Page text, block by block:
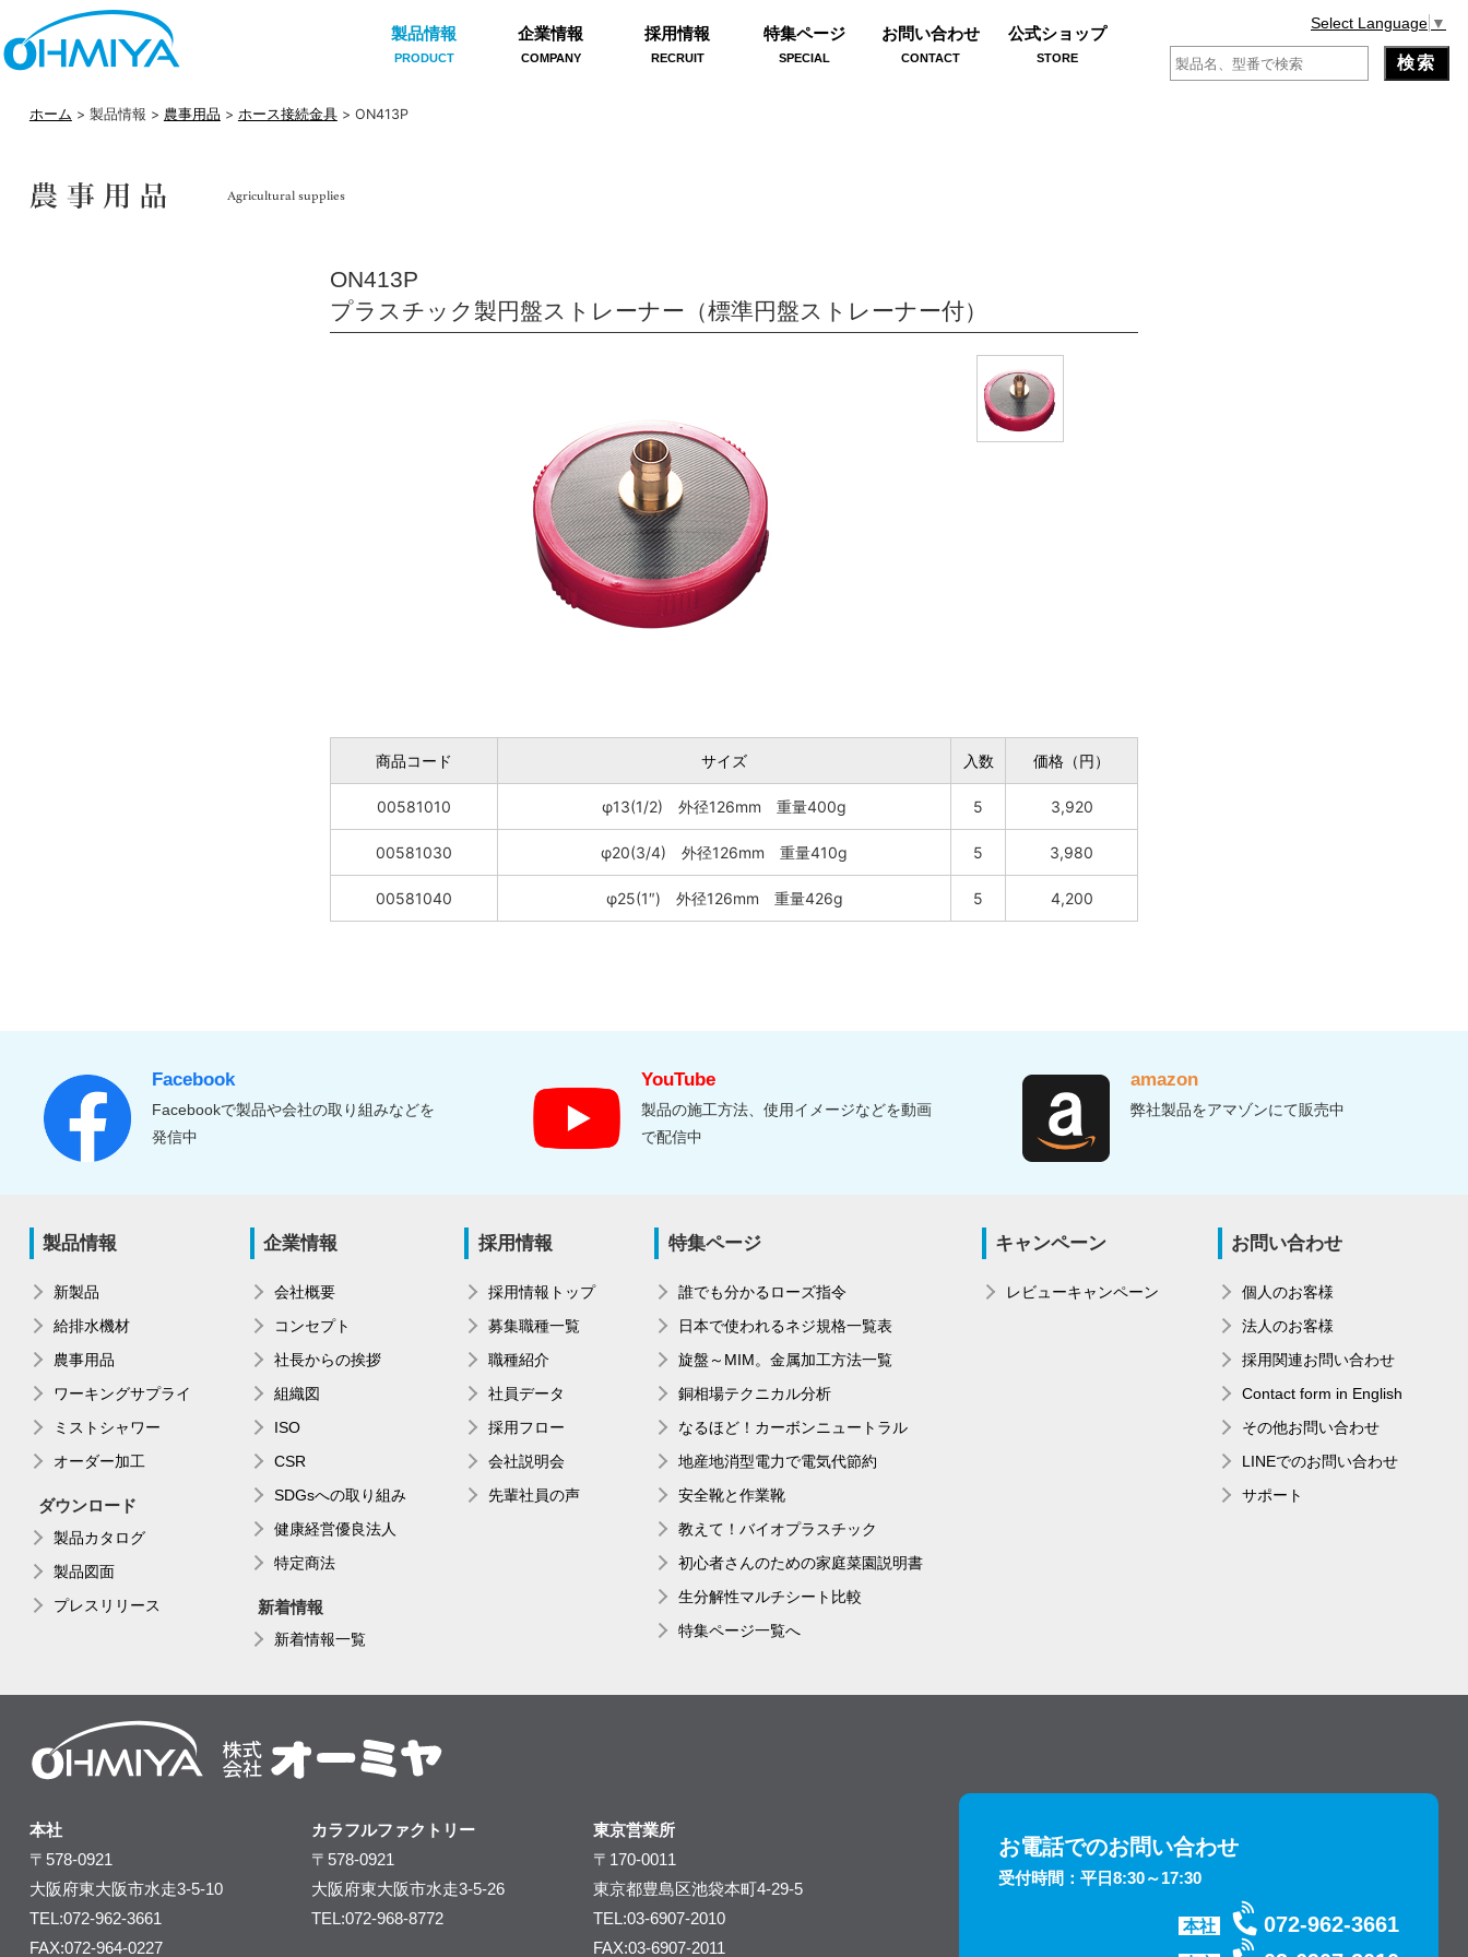
製品情報
PRODUCT
企業情報
COMPANY
採用情報
RECRUIT
特集ページ
SPECIAL
お問い合わせ
CONTACT
公式ショップ
STORE
Select Language ▼
ホーム > 製品情報 > 農事用品 > ホース接続金具> ON413P
ON413P
プラスチック製円盤ストレーナー（標準円盤ストレーナー付）
商品コード サイズ 入数 価格（円）
00581010 φ13(1/2) 外径126mm 重量400g 5 3,920
00581030 φ20(3/4) 外径126mm 重量410g 5 3,980
00581040 φ25(1″) 外径126mm 重量426g 5 4,200
Facebook
Facebookで製品や会社の取り組みなどを
発信中
YouTube
製品の施工方法、使用イメージなどを動画
で配信中
amazon
弊社製品をアマゾンにて販売中
製品情報
新製品
給排水機材
農事用品
ワーキングサプライ
ミストシャワー
オーダー加工
ダウンロード
製品カタログ
製品図面
プレスリリース
企業情報
会社概要
コンセプト
社長からの挨拶
組織図
ISO
CSR
SDGsへの取り組み
健康経営優良法人
特定商法
新着情報
新着情報一覧
採用情報
採用情報トップ
募集職種一覧
職種紹介
社員データ
採用フロー
会社説明会
先輩社員の声
特集ページ
誰でも分かるローズ指令
日本で使われるネジ規格一覧表
旋盤～MIM。金属加工方法一覧
銅相場テクニカル分析
なるほど！カーボンニュートラル
地産地消型電力で電気代節約
安全靴と作業靴
教えて！バイオプラスチック
初心者さんのための家庭菜園説明書
生分解性マルチシート比較
特集ページ一覧へ
キャンペーン
レビューキャンペーン
お問い合わせ
個人のお客様
法人のお客様
採用関連お問い合わせ
Contact form in English
その他お問い合わせ
LINEでのお問い合わせ
サポート
本社
〒578-0921
大阪府東大阪市水走3-5-10
TEL:072-962-3661
FAX:072-964-0227
カラフルファクトリー
〒578-0921
大阪府東大阪市水走3-5-26
TEL:072-968-8772
東京営業所
〒170-0011
東京都豊島区池袋本町4-29-5
TEL:03-6907-2010
FAX:03-6907-2011
お電話でのお問い合わせ
受付時間：平日8:30～17:30
本社 072-962-3661